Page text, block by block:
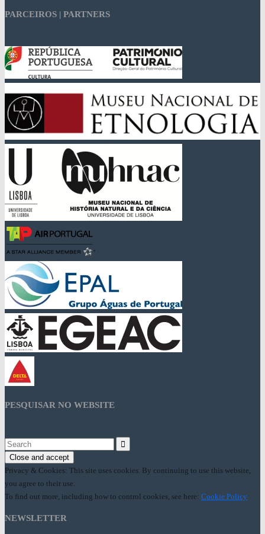
PARCEIROS | PARTNERS
PESQUISAR NO WEBSITE
Search
for:
Privacy & Cookies: This site uses cookies. By continuing to use this website,
you agree to their use.
To find out more, including how to control cookies, see here: Cookie Policy
NEWSLETTER